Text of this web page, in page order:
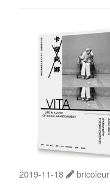
2019-11-18 bricoleur